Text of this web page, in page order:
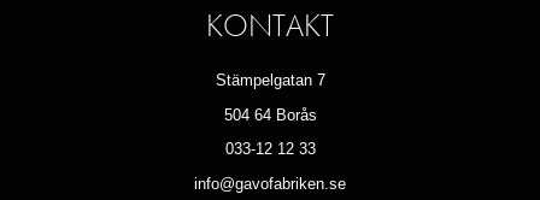
KONTAKT
Stämpelgatan 7
504 64 Borås
033-12 12 33
info@gavofabriken.se